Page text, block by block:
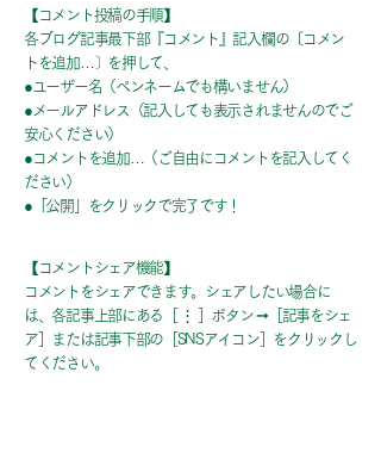
【コメント投稿の手順】
各ブログ記事最下部『コメント』記入欄の〔コメン
トを追加…〕を押して、
●ユーザー名（ペンネームでも構いません）
●メールアドレス（記入しても表示されませんのでご
安心ください）
●コメントを追加…（ご自由にコメントを記入してく
ださい）
●「公開」をクリックで完了です！
【コメントシェア機能】
コメントをシェアできます。シェアしたい場合に
は、各記事上部にある［ ⋮ ］ボタン ➞［記事をシェ
ア］または記事下部の［SNSアイコン］をクリックし
てください。